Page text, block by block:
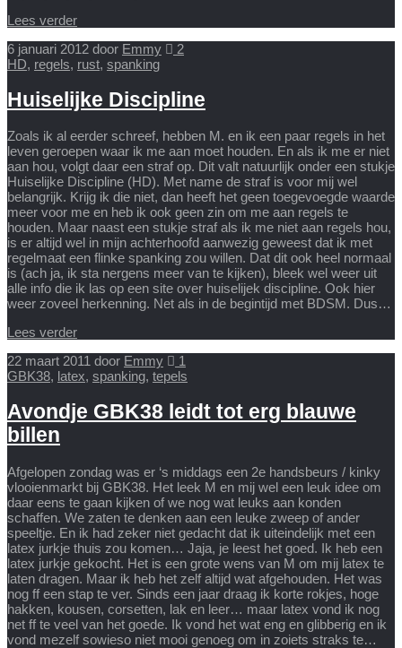
Lees verder
6 januari 2012 door Emmy
2
HD, regels, rust, spanking
Huiselijke Discipline
Zoals ik al eerder schreef, hebben M. en ik een paar regels in het
leven geroepen waar ik me aan moet houden. En als ik me er niet
aan hou, volgt daar een straf op. Dit valt natuurlijk onder een stukje
Huiselijke Discipline (HD). Met name de straf is voor mij wel
belangrijk. Krijg ik die niet, dan heeft het geen toegevoegde waarde
meer voor me en heb ik ook geen zin om me aan regels te
houden. Maar naast een stukje straf als ik me niet aan regels hou,
is er altijd wel in mijn achterhoofd aanwezig geweest dat ik met
regelmaat een flinke spanking zou willen. Dat dit ook heel normaal
is (ach ja, ik sta nergens meer van te kijken), bleek wel weer uit
alle info die ik las op een site over huiselijek discipline. Ook hier
weer zoveel herkenning. Net als in de begintijd met BDSM. Dus…
Lees verder
22 maart 2011 door Emmy
1
GBK38, latex, spanking, tepels
Avondje GBK38 leidt tot erg blauwe
billen
Afgelopen zondag was er ‘s middags een 2e handsbeurs / kinky
vlooienmarkt bij GBK38. Het leek M en mij wel een leuk idee om
daar eens te gaan kijken of we nog wat leuks aan konden
schaffen. We zaten te denken aan een leuke zweep of ander
speeltje. En ik had zeker niet gedacht dat ik uiteindelijk met een
latex jurkje thuis zou komen… Jaja, je leest het goed. Ik heb een
latex jurkje gekocht. Het is een grote wens van M om mij latex te
laten dragen. Maar ik heb het zelf altijd wat afgehouden. Het was
nog ff een stap te ver. Sinds een jaar draag ik korte rokjes, hoge
hakken, kousen, corsetten, lak en leer… maar latex vond ik nog
net ff te veel van het goede. Ik vond het wat eng en glibberig en ik
vond mezelf sowieso niet mooi genoeg om in zoiets straks te…